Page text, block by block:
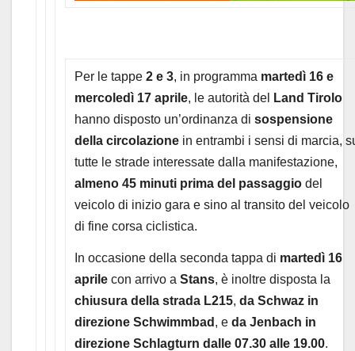
Per le tappe 2 e 3, in programma martedì 16 e
mercoledì 17 aprile, le autorità del
Land Tirolo
hanno disposto un’ordinanza di sospensione
della circolazionein entrambi i sensi di marcia,
tutte le strade interessate dalla manifestazione,
almeno 45 minuti prima del passaggiodel
veicolo di inizio gara e sino al transito del veicolo
di fine corsa ciclistica.
In occasione della seconda tappa di martedì 16
aprile con arrivo a Stans, è inoltre disposta la
chiusura della strada L215, da Schwaz in
direzione Schwimmbad , e da Jenbach in
direzione Schlagturn dalle 07.30 alle 19.00.